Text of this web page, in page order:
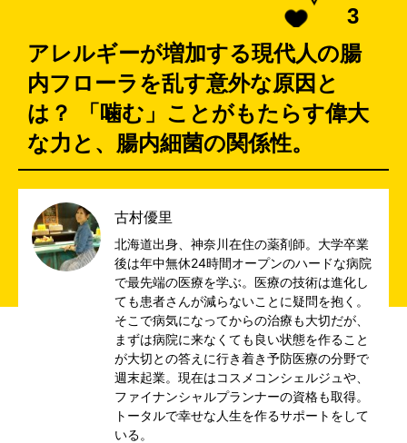
3
アレルギーが増加する現代人の腸
内フローラを乱す意外な原因と
は？ 「噛む」ことがもたらす偉大
な力と、腸内細菌の関係性。
古村優里
北海道出身、神奈川在住の薬剤師。大学卒業
後は年中無休24時間オープンのハードな病院
で最先端の医療を学ぶ。医療の技術は進化し
ても患者さんが減らないことに疑問を抱く。
そこで病気になってからの治療も大切だが、
まずは病院に来なくても良い状態を作ること
が大切との答えに行き着き予防医療の分野で
週末起業。現在はコスメコンシェルジュや、
ファイナンシャルプランナーの資格も取得。
トータルで幸せな人生を作るサポートをして
いる。